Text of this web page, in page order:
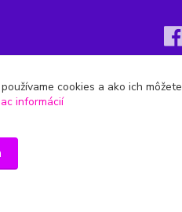
cookies a ako ich môžete
informácií